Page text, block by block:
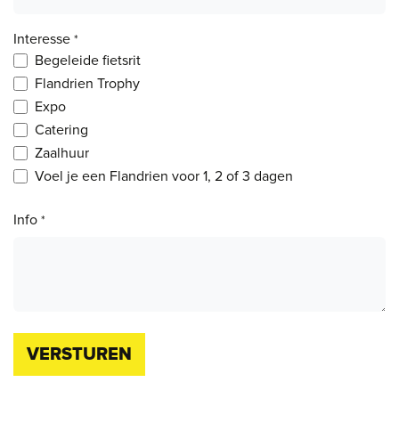
Interesse *
Begeleide fietsrit
Flandrien Trophy
Expo
Catering
Zaalhuur
Voel je een Flandrien voor 1, 2 of 3 dagen
Info *
VERSTUREN